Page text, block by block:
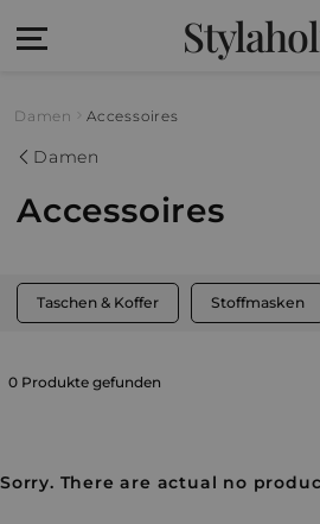
Damen Accessoires
Damen
Accessoires
Taschen & Koffer Stoffmasken
0 Produkte gefunden
Sorry. There are actual no